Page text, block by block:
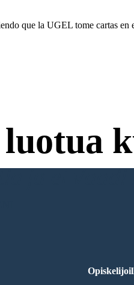
que la UGEL tome cartas en
luotua
ja ei